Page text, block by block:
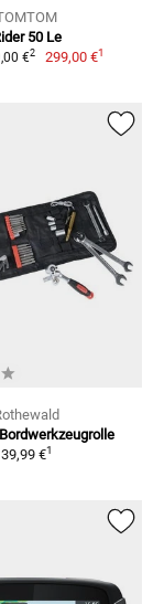
50 Le
€2 299,00 €1
39,99 €1